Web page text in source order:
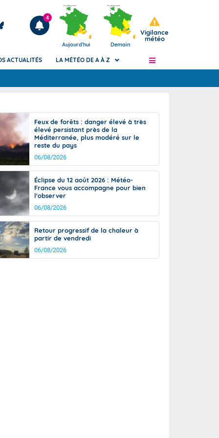
Articles
4
Aujourd'hui Demain
Vigilance
météo
de
Phénomènes dangereux de J+2 à J+7
Avertissement pluies intenses à l'échelle
des communes (Apic)
Bulletins Marine
d'avalanche
Météo des forêts
Vigicrues
ACTUALITÉS LA MÉTÉO DE A À Z
Feux de forêts : danger élevé à très
élevé persistant près de la
Méditerranée, plus modéré sur le
reste du pays
06/08/2026
Éclipse du 12 août 2026 : Météo-
France vous accompagne pour bien
l'observer
06/08/2026
Retour progressif de la chaleur à
partir de vendredi
06/08/2026